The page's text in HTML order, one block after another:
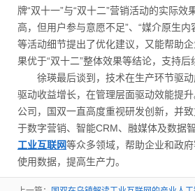
牌“双十一”与“双十二”营销活动的实际效
高，但用户参与意愿不足”、“媒介原生
等活动细节提出了优化建议，又能帮助
果优于“双十二”整体效果等结论，支持后
徐瑛最后谈到，技术在生产环节驱
驱动收益增长，在管理层面驱动效能提
公司，国双一直高度重视研发创新，并
于数字营销、智能CRM、融媒体及数据
工业互联网等众多领域，帮助企业和政
使用数据，提高生产力。